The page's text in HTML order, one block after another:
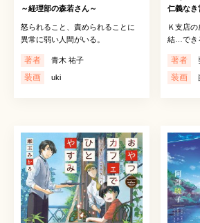
～経理部の森若さん～
怒られること、責められることに
異常に弱い人間がいる。
著者 青木 祐子
装画 uki
仁義なき
Ｋ支店
結…でき
著者
装画